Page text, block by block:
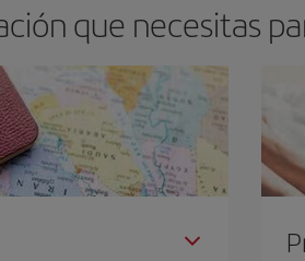
que necesitas